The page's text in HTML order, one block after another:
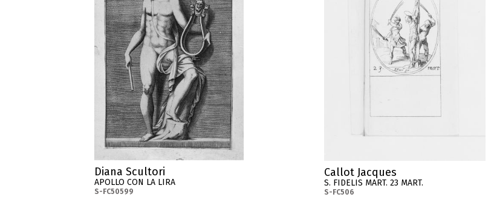
Diana Scultori
APOLLO CON LA LIRA
S-FC50599
Callot Jacques
S. FIDELIS MART. 23 MART.
S-FC506